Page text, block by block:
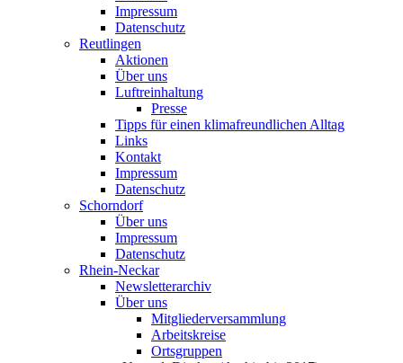
Impressum
Datenschutz
Reutlingen
Aktionen
Über uns
Luftreinhaltung
Presse
Tipps für einen klimafreundlichen Alltag
Links
Kontakt
Impressum
Datenschutz
Schorndorf
Über uns
Impressum
Datenschutz
Rhein-Neckar
Newsletterarchiv
Über uns
Mitgliederversammlung
Arbeitskreise
Ortsgruppen